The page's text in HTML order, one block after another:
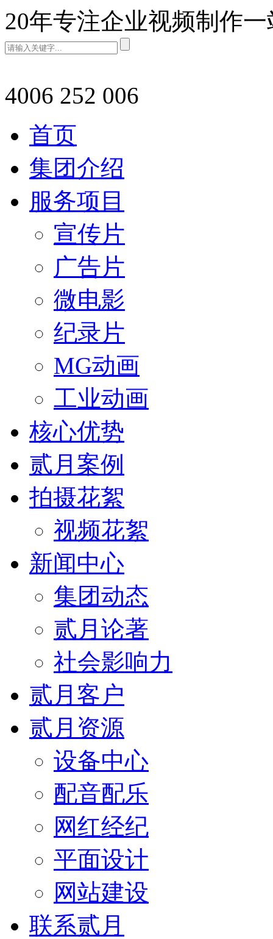
20年专注企业视频制作
4006 252 006
首页
集团介绍
服务项目
宣传片
广告片
微电影
纪录片
MG动画
工业动画
核心优势
贰月案例
拍摄花絮
视频花絮
新闻中心
集团动态
贰月论著
社会影响力
贰月客户
贰月资源
设备中心
配音配乐
网红经纪
平面设计
网站建设
联系贰月